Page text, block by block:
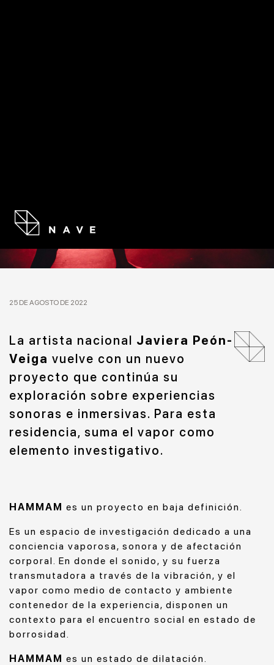
25 DE AGOSTO DE 2022
La artista nacional Javiera Peón-
Veiga vuelve con un nuevo
proyecto que continúa su
exploración sobre experiencias
sonoras e inmersivas. Para esta
residencia, suma el vapor como
elemento investigativo.
HAMMAM es un proyecto en baja definición.
Es un espacio de investigación dedicado a una
conciencia vaporosa, sonora y de afectación
corporal. En donde el sonido, y su fuerza
transmutadora a través de la vibración, y el
vapor como medio de contacto y ambiente
contenedor de la experiencia, disponen un
contexto para el encuentro social en estado de
borrosidad.
HAMMAM es un estado de dilatación.